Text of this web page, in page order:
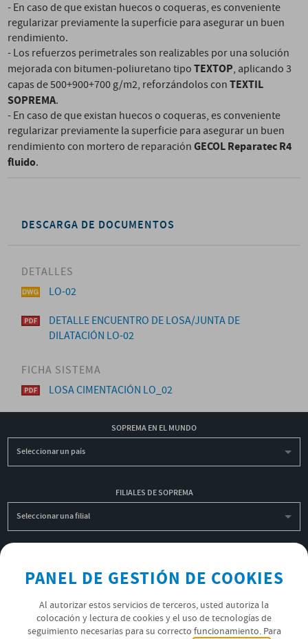
- En caso de que existan huecos o coqueras, es conveniente
regularizar previamente la superficie para asegurar un buen
rendimiento.
- Los refuerzos perimetrales son realizables por una solución
mejorada con bitumen-poliuretano tipoTEXTOP, aplicando 3
capas de 500+900+700 g/m2, reforzándolos conTEXTIL
SOPREMA.
- En caso de que existan huecos o coqueras, es conveniente
regularizar previamente la superficie para asegurar un buen
rendimiento con mortero de reparaciónGECOL Reparatec R4
fluido.
DESCARGA DE DOCUMENTOS
DETALLES
LO-02
DETALLE ENCUENTRO DE LOSA/JUNTA DE
DILATACIÓN LO-02
FICHA SISTEMA
LOSA CIMENTACIÓN LO_02
SOPREMA EN EL MUNDO
Seleccionar un país
FILIALES DE SOPREMA
Seleccionar una filial
OK
POLÍTICA DE PRIVACIDAD
PANEL DE GESTIÓN DE COOKIES
Al autorizar estos servicios de terceros, usted autoriza la
colocación y lectura de cookies y el uso de tecnologías de
seguimiento necesarias para su correcto funcionamiento. Para